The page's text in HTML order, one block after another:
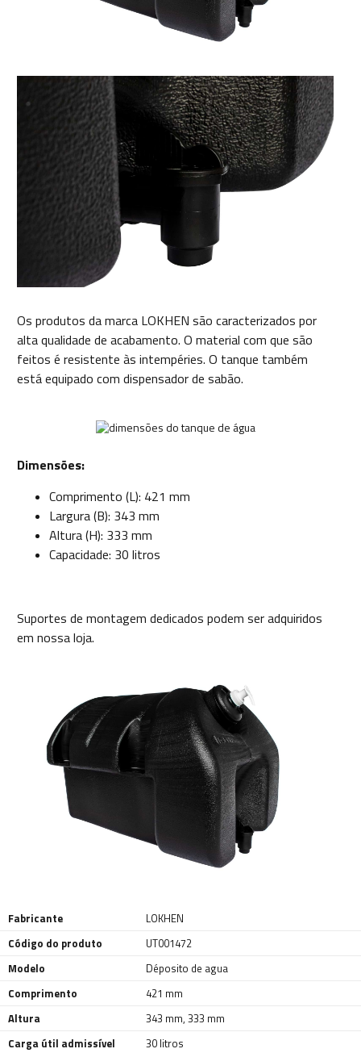
Os produtos da marca LOKHEN são caracterizados por
alta qualidade de acabamento. O material com que são
feitos é resistente às intempéries. O tanque também
está equipado com dispensador de sabão.
Dimensões:
Comprimento (L): 421 mm
Largura (B): 343 mm
Altura (H): 333 mm
Capacidade: 30 litros
Suportes de montagem dedicados podem ser adquiridos
em nossa loja.
Fabricante
LOKHEN
Código do produto
UT001472
Modelo
Déposito de agua
Comprimento
421 mm
Altura
343 mm,333 mm
Carga útil admissível
30 litros